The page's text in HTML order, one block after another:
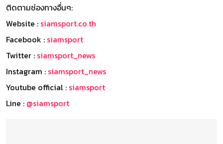
ติดตามช่องทางอื่นๆ:
Website : siamsport.co.th
Facebook : siamsport
Twitter : siamsport_news
Instagram : siamsport_news
Youtube official : siamsport
Line : @siamsport